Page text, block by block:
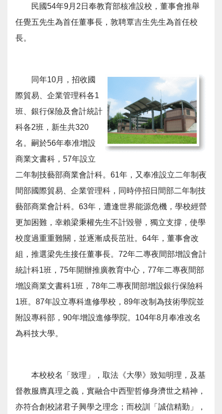
民國54年9月2日奉教育部核准設校，董事會推舉
任覺五先生為首任董事長，敦聘覃吉生先生為首任校
長。
同年10月，招收國
際貿易、企業管理科各1
班、銀行保險及會計統計
科各2班，新生共320
名。嗣於56年奉准增設
商業文書科，57年設立
二年制技藝部商業會計科。61年，又奉准設立二年制夜
間部國際貿易、企業管理科，同時停招日間部二年制技
藝部商業會計科。63年，遭逢世界能源危機，學校經營
更加困難，幸賴梁秉權先生不計毀譽，獨立支撐，使學
校度過重重難關，並逐漸成長茁壯。64年，董事會改
組，推選梁先生接任董事長。72年二專夜間部增設會計
統計科1班，75年開辦推廣教育中心，77年二專夜間部
增設商業文書科1班，78年二專夜間部增設銀行保險科
1班。87年設立專科進修學校，89年改制為技術學院並
附設專科部，90年增設進修學院。104年8月奉准改名
為科技大學。
本校校名「致理」，取法《大學》致知明理，及基
督教服膺真理之義，實融合中西聖哲修身濟世之精神，
亦符合創校諸君子興學之理念；而校訓「誠信精勤」，